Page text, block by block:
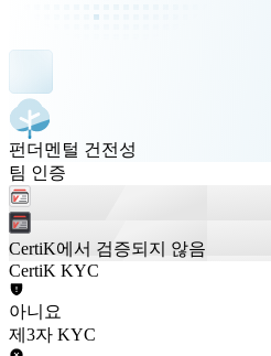
펀더멘털 건전성
팀 인증
CertiK에서 검증되지 않음
CertiK KYC
아니요
제3자 KYC